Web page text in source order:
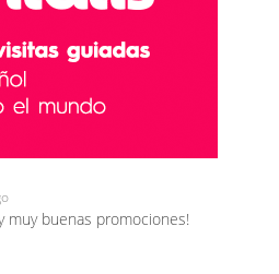
muy buenas promociones!